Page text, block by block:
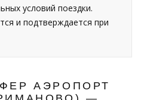
условий поездки.
и подтверждается при
АЭРОПОРТ